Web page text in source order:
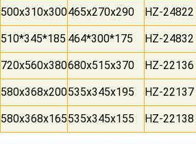
500x310x300465x270x290 HZ-24822
510*345*185 464*300*175 HZ-24832
720x560x380680x515x370 HZ-22136
580x368x200535x345x195 HZ-22137
580x368x165535x345x155 HZ-22138